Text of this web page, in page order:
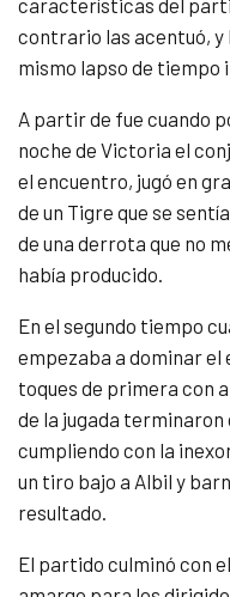
contrario las acentuó, y
mismo lapso de tiempo
A partir de fue cuando
noche de Victoria el
el encuentro, jugó en
de un Tigre que se
de una derrota que no
había producido.
En el segundo tiempo
empezaba a dominar el
toques de primera con
de la jugada terminaron
cumpliendo con la
un tiro bajo a Albil y
resultado.
El partido culminó con